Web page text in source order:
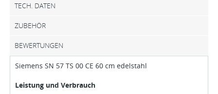
TECH. DATEN
ZUBEHÖR
BEWERTUNGEN
Siemens SN 57 TS 00 CE 60 cm edelstahl
Leistung und Verbrauch